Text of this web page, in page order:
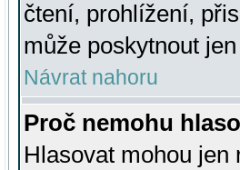
čtení, prohlížení,
může poskytnout
Návrat nahoru
Proč nemohu
Hlasovat mohou